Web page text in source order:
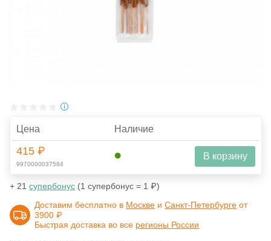
Цена Наличие
415 ₽
9970000037584
В корзину
+ 21супербонус (1 супербонус = 1 ₽)
Доставим бесплатно в Москве иСанкт-Петербурге от
3900 ₽
Быстрая доставка во все регионы России